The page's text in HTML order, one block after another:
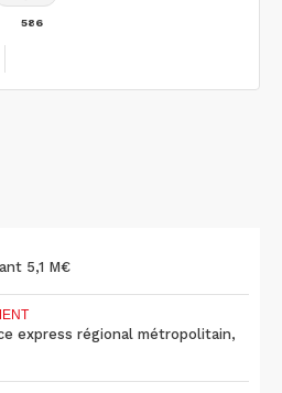
586
5,1 M€
express régional métropolitain,